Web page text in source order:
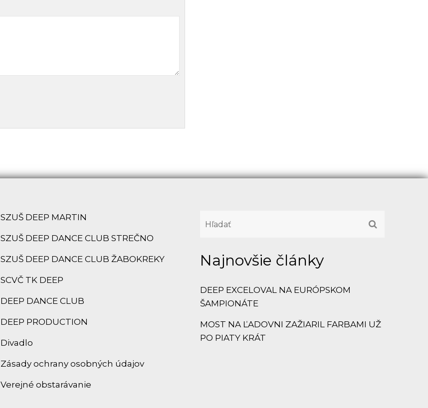
SZUŠ DEEP MARTIN
SZUŠ DEEP DANCE CLUB STREČNO
SZUŠ DEEP DANCE CLUB ŽABOKREKY
SCVČ TK DEEP
DEEP DANCE CLUB
DEEP PRODUCTION
Divadlo
Zásady ochrany osobných údajov
Verejné obstarávanie
Najnovšie články
DEEP EXCELOVAL NA EURÓPSKOM
ŠAMPIONÁTE
MOST NA ĽADOVNI ZAŽIARIL FARBAMI UŽ
PO PIATY KRÁT